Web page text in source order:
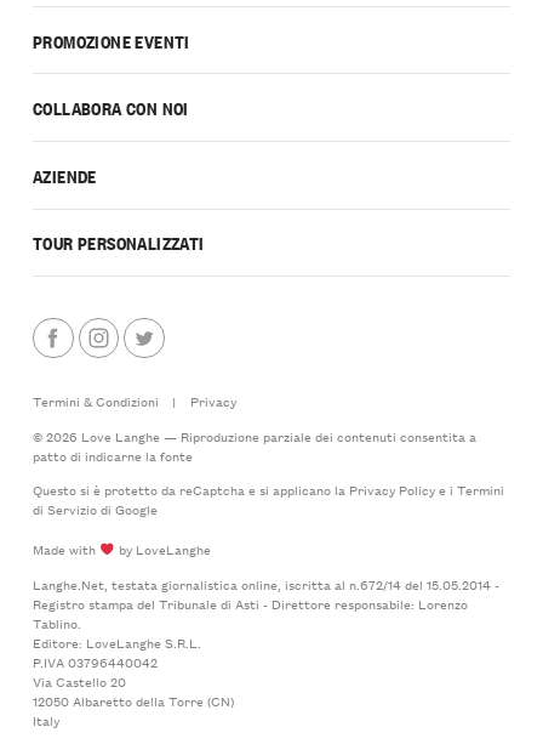
PROMOZIONE EVENTI
COLLABORA CON NOI
AZIENDE
TOUR PERSONALIZZATI
Termini & Condizioni |
Privacy
© 2026 Love Langhe — Riproduzione parziale dei contenuti consentita a
patto di indicarne la fonte
Questo si è protetto da reCaptcha e si applicano la Privacy Policye i Termini
di Serviziodi Google
Made with
by LoveLanghe
Langhe.Net, testata giornalistica online, iscritta al n.672/14 del 15.05.2014 -
Registro stampa del Tribunale di Asti - Direttore responsabile: Lorenzo
Tablino.
Editore: LoveLanghe S.R.L.
P.IVA 03796440042
Via Castello 20
12050 Albaretto della Torre (CN)
Italy